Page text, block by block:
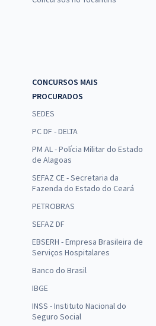
CONCURSOS MAIS
PROCURADOS
SEDES
PC DF - DELTA
PM AL - Polícia Militar do Estado
de Alagoas
SEFAZ CE - Secretaria da
Fazenda do Estado do Ceará
PETROBRAS
SEFAZ DF
EBSERH - Empresa Brasileira de
Serviços Hospitalares
Banco do Brasil
IBGE
INSS - Instituto Nacional do
Seguro Social